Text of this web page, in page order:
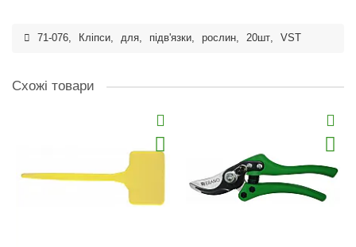
71-076, Кліпси, для, підв'язки, рослин, 20шт, VST
Схожі товари